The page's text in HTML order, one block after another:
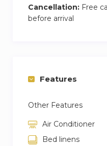
Avec une situation
vous n’exploriez pas
Benaknoun Shopping
Sidi Yahia – 10min
Cancellation: Free
before arrival
Features
Other Features
Air Conditioner
Bed linens